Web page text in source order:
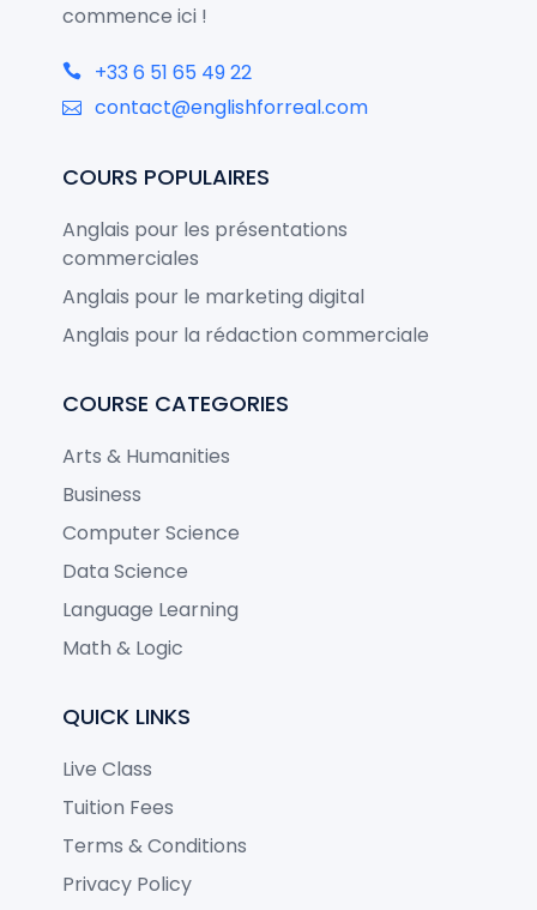
commence ici !
+33 6 51 65 49 22
contact@englishforreal.com
COURS POPULAIRES
Anglais pour les présentations
commerciales
Anglais pour le marketing digital
Anglais pour la rédaction commerciale
COURSE CATEGORIES
Arts & Humanities
Business
Computer Science
Data Science
Language Learning
Math & Logic
QUICK LINKS
Live Class
Tuition Fees
Terms & Conditions
Privacy Policy